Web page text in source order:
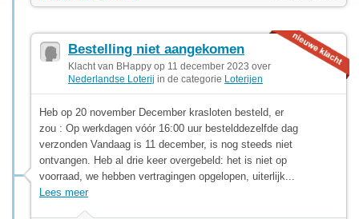
Bestelling niet aangekomen
Klacht van BHappy op 11 december 2023 over
Nederlandse Loterij in de categorie Loterijen
Heb op 20 november December krasloten besteld, er
zou : Op werkdagen vóór 16:00 uur bestelddezelfde dag
verzonden Vandaag is 11 december, is nog steeds niet
ontvangen. Heb al drie keer overgebeld: het is niet op
voorraad, we hebben vertragingen opgelopen, uiterlijk...
Lees meer